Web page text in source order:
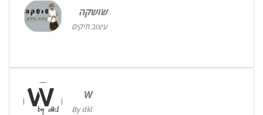
שושקה
עיצוב תיקים
W
By dkl